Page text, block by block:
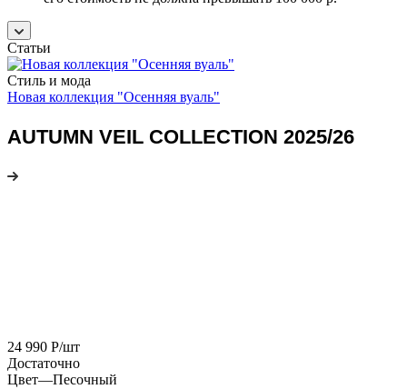
Статьи
Стиль и мода
Новая коллекция "Осенняя вуаль"
AUTUMN VEIL COLLECTION 2025/26
24 990 Р/шт
Достаточно
Цвет—Песочный